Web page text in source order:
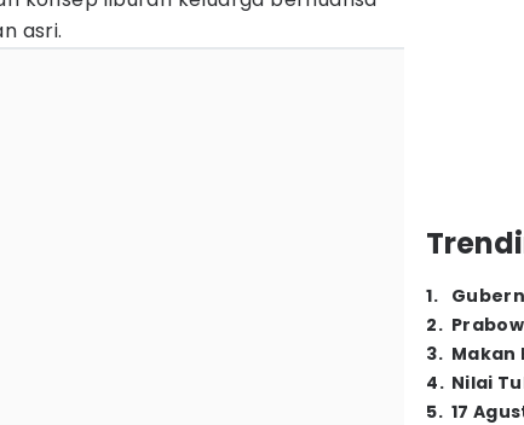
asri.
1.
2.
3. Makan
4. Nilai
5. 17